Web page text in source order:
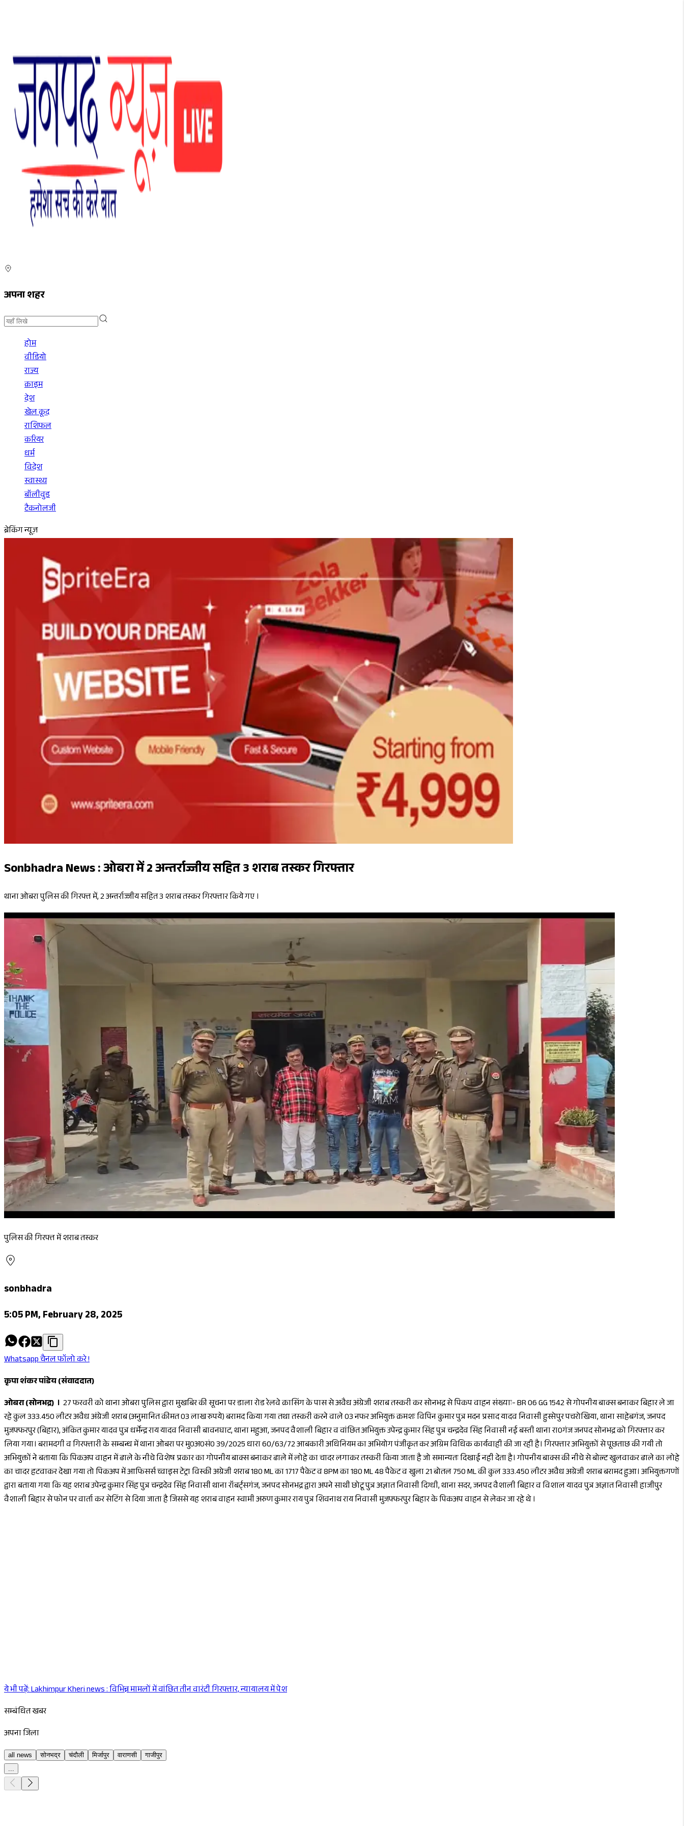
अपना शहर
होम
वीडियो
राज्य
क्राइम
देश
खेल कूद
राशिफल
करियर
धर्म
विदेश
स्वास्थ्य
बॉलीवुड
टैकनोलजी
ब्रेकिंग न्यूज़
Sonbhadra News : ओबरा में 2 अन्तर्राज्जीय सहित 3 शराब तस्कर गिरफ्तार
थाना ओबरा पुलिस की गिरफ्त में, 2 अन्तर्राज्जीय सहित 3 शराब तस्कर गिरफ्तार किये गए ।
पुलिस की गिरफ्त में शराब तस्कर
sonbhadra
5:05 PM, February 28, 2025
Whatsapp चैनल फॉलो करे !
कृपा शंकर पांडेय (संवाददात)
ओबरा (सोनभद्र) । 27 फरवरी को थाना ओबरा पुलिस द्वारा मुखबिर की सूचना पर डाला रोड रेलवे क्रासिंग के पास से अवैध अंग्रेजी शराब तस्करी कर सोनभद्र से पिकप वाहन संख्याः- BR 06 GG 1542 से गोपनीय बाक्स बनाकर बिहार ले जा
रहे कुल 333.450 लीटर अवैध अंग्रेजी शराब (अनुमानित कीमत 03 लाख रुपये) बरामद किया गया तथा तस्करी करने वाले 03 नफर अभियुक्त क्रमशः विपिन कुमार पुत्र मदन प्रसाद यादव निवासी हुस्सेपुर पचरोखिया, थाना साहेबगंज, जनपद
मुजफ्फरपुर (बिहार), अंकित कुमार यादव पुत्र धर्मेन्द्र राय यादव निवासी बावनघाट, थाना महुआ, जनपद वैशाली बिहार व वांछित अभियुक्त उपेन्द्र कुमार सिंह पुत्र चन्द्रदेव सिंह निवासी नई बस्ती थाना रा0गंज जनपद सोनभद्र को गिरफ्तार कर
लिया गया। बरामदगी व गिरफ्तारी के सम्बन्ध में थाना ओबरा पर मु0अ0सं0 39/2025 धारा 60/63/72 आबकारी अधिनियम का अभियोग पंजीकृत कर अग्रिम विधिक कार्यवाही की जा रही है। गिरफ्तार अभियुक्तों से पूछताछ की गयी तो
अभियुक्तों ने बताया कि पिकअप वाहन में ढाले के नीचे विशेष प्रकार का गोपनीय बाक्स बनाकर ढाले में लोहे का चादर लगाकर तस्करी किया जाता है जो समान्यतः दिखाई नही देता है। गोपनीय बाक्स की नीचे से बोल्ट खुलवाकर ढाले का लोहे
का चादर हटवाकर देखा गया तो पिकअप में आफिसर्स च्वाइस टेट्रा विस्की अग्रेजी शराब 180 ML का 1717 पैकेट व 8PM का 180 ML 48 पैकेट व खुला 21 बोतल 750 ML की कुल 333.450 लीटर अवैध अग्रेजी शराब बरामद हुआ। अभियुक्तगणों
द्वारा बताया गया कि यह शराब उपेन्द्र कुमार सिंह पुत्र चन्द्रदेव सिंह निवासी थाना रॉबर्ट्सगंज, जनपद सोनभद्र द्वारा अपने साथी छोटू पुत्र अज्ञात निवासी दिग्धी, थाना सदर, जनपद वैशाली बिहार व विशाल यादव पुत्र अज्ञात निवासी हाजीपुर
वैशाली बिहार से फोन पर वार्ता कर सेटिंग से दिया जाता है जिससे यह शराब वाहन स्वामी अरुण कुमार राय पुत्र शिवनाथ राय निवासी मुजफ्फरपुर बिहार के पिकअप वाहन से लेकर जा रहे थे ।
Sponsored
ये भी पढ़ें:Lakhimpur Kheri news : विभिन्न मामलों में वांछित तीन वारंटी गिरफ्तार, न्यायालय में पेश
सम्बंधित खबर
अपना जिला
all news सोनभद्र चंदौली मिर्जापुर वाराणसी
गाजीपुर
...